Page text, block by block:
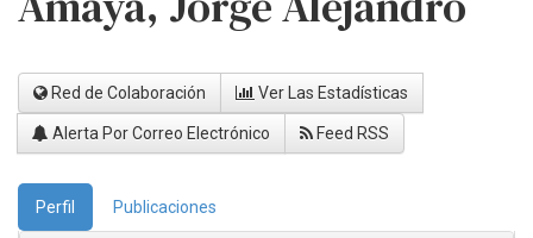
Red de Colaboración Ver Las Estadísticas
Alerta Por Correo Electrónico Feed RSS
Perfil Publicaciones